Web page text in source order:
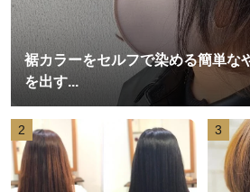
裾カラーをセルフで染める簡単な
を出す...
2 3